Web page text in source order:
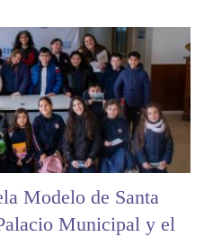
Modelo de Santa
Municipal y el